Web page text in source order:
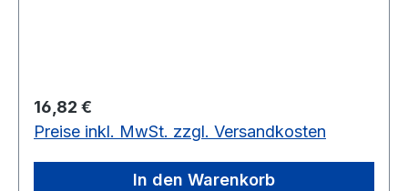
Regulärer Preis:
16,82 €
Preise inkl. MwSt. zzgl. Versandkosten
In den Warenkorb